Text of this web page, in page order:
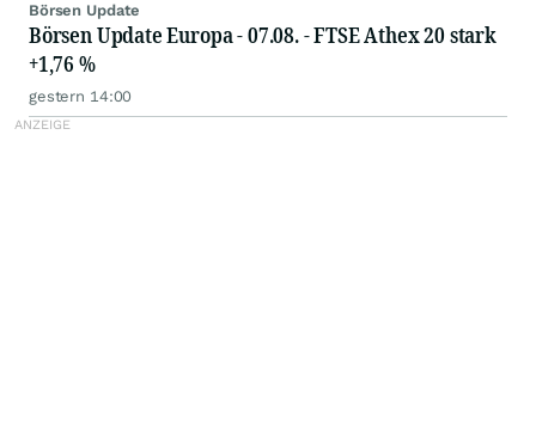
Börsen Update
Börsen Update Europa - 07.08. - FTSE Athex 20 stark
+1,76 %
gestern 14:00